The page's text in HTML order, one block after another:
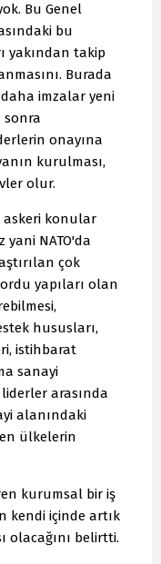
Bu Genel
bu
yakından takip
Burada
imzalar yeni
sonra
onayına
kurulması,
olur.
askeri konular
NATO'da
çok
yapıları olan
hususları,
istihbarat
sanayi
arasında
alanındaki
ülkelerin
kurumsal bir iş
kendi içinde artık
olacağını belirtti.